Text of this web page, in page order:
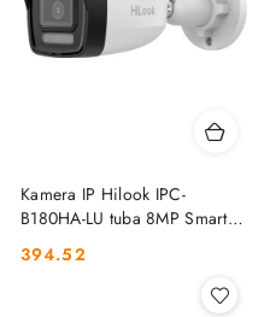
Kamera IP Hilook IPC-
B180HA-LU tuba 8MP Smart-
hybrid Light HILOOK
Cena:
394.52